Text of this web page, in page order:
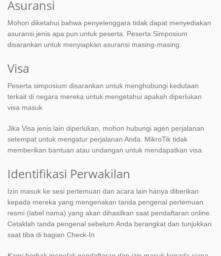
Asuransi
Mohon diketahui bahwa penyelenggara tidak dapat menyediakan
asuransi jenis apa pun untuk peserta. Peserta Simposium
disarankan untuk menyiapkan asuransi masing-masing.
Visa
Peserta simposium disarankan untuk menghubungi kedutaan
terkait di negara mereka untuk mengetahui apakah diperlukan
visa masuk
Jika Visa jenis lain diperlukan, mohon hubungi agen perjalanan
setempat untuk mengatur perjalanan Anda. MikroTik tidak
memberikan bantuan atau undangan untuk mendapatkan visa.
Identifikasi Perwakilan
Izin masuk ke sesi pertemuan dan acara lain hanya diberikan
kepada mereka yang mengenakan tanda pengenal pertemuan
resmi (label nama) yang akan dihasilkan saat pendaftaran online.
Cetaklah tanda pengenal sebelum Anda berangkat dan tunjukkan
saat tiba di bagian Check-In